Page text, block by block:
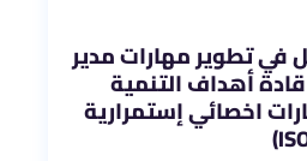
في تطوير مهارات مدير
أهداف التنمية
اخصائي إستمرارية